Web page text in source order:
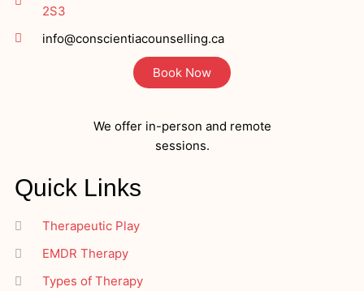
2S3
info@conscientiacounselling.ca
Book Now
We offer in-person and remote
sessions.
Quick Links
Therapeutic Play
EMDR Therapy
Types of Therapy